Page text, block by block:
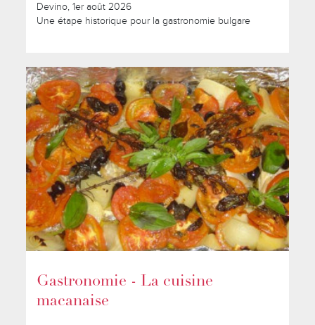
Devino, 1er août 2026
Une étape historique pour la gastronomie bulgare
Gastronomie - La cuisine
macanaise